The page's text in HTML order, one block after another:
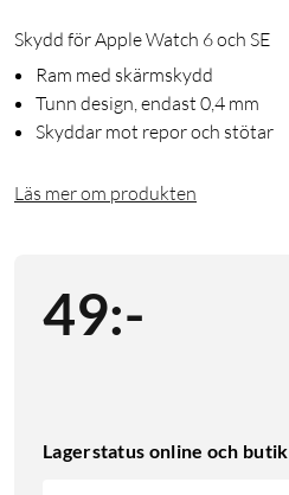
Skydd för Apple Watch 6 och SE
Ram med skärmskydd
Tunn design, endast 0,4 mm
Skyddar mot repor och stötar
Läs mer om produkten
49:-
Lagerstatus online och butik